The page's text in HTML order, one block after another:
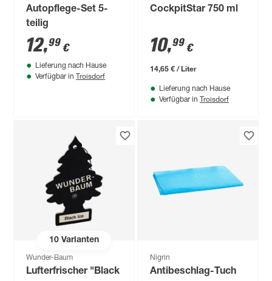
Autopflege-Set 5-
teilig
12,99 €
Lieferung nach Hause
Verfügbar in Troisdorf
CockpitStar 750 ml
10,99 €
14,65 € / Liter
Lieferung nach Hause
Verfügbar in Troisdorf
10Varianten
Wunder-Baum
Lufterfrischer "Black
Nigrin
Antibeschlag-Tuch